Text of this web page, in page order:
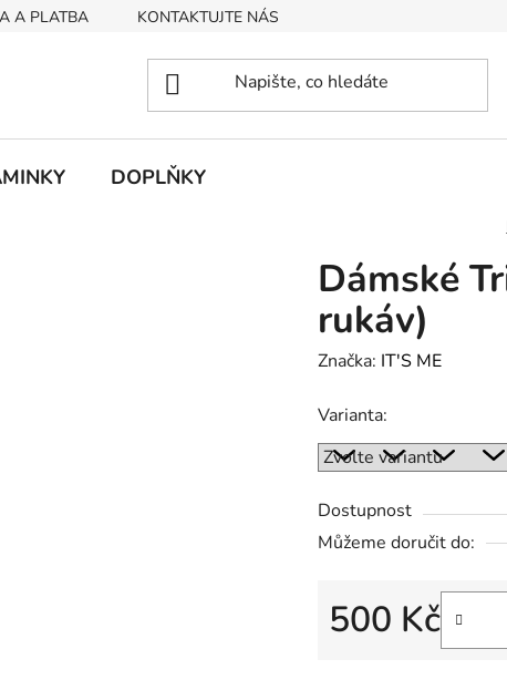
A PLATBA KONTAKTUJTE NÁS
DOPLŇKY
Dámské
rukáv)
Značka: IT'S ME
Varianta:
Dostupnost
Můžeme doručit do:
500 Kč